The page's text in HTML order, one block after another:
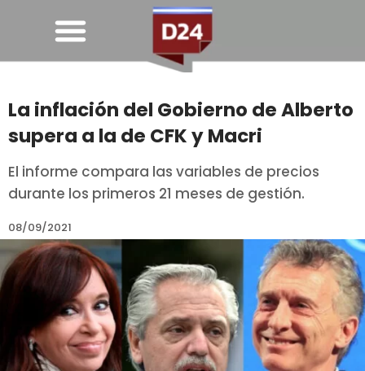
La inflación del Gobierno de Alberto
supera a la de CFK y Macri
El informe compara las variables de precios
durante los primeros 21 meses de gestión.
08/09/2021